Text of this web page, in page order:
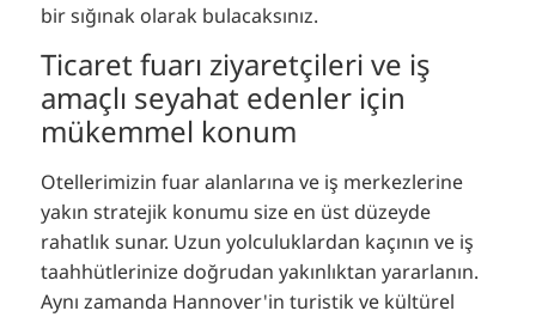
bir sığınak olarak bulacaksınız.
Ticaret fuarı ziyaretçileri ve iş
amaçlı seyahat edenler için
mükemmel konum
Otellerimizin fuar alanlarına ve iş merkezlerine
yakın stratejik konumu size en üst düzeyde
rahatlık sunar. Uzun yolculuklardan kaçının ve iş
taahhütlerinize doğrudan yakınlıktan yararlanın.
Aynı zamanda Hannover'in turistik ve kültürel